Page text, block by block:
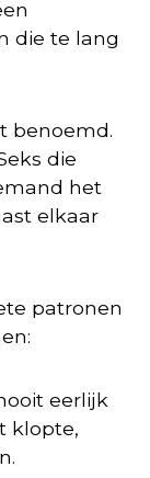
die te lang
benoemd.
die
het
elkaar
patronen
eerlijk
klopte,